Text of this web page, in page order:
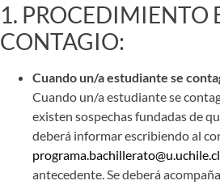
1. PROCEDIMIENTO
CONTAGIO:
Cuando un/a estudiante se
Cuando un/a estudiante se
existen sospechas fundadas de
deberá informar escribiendo al
programa.bachillerato@u.uchile.cl
antecedente. Se deberá